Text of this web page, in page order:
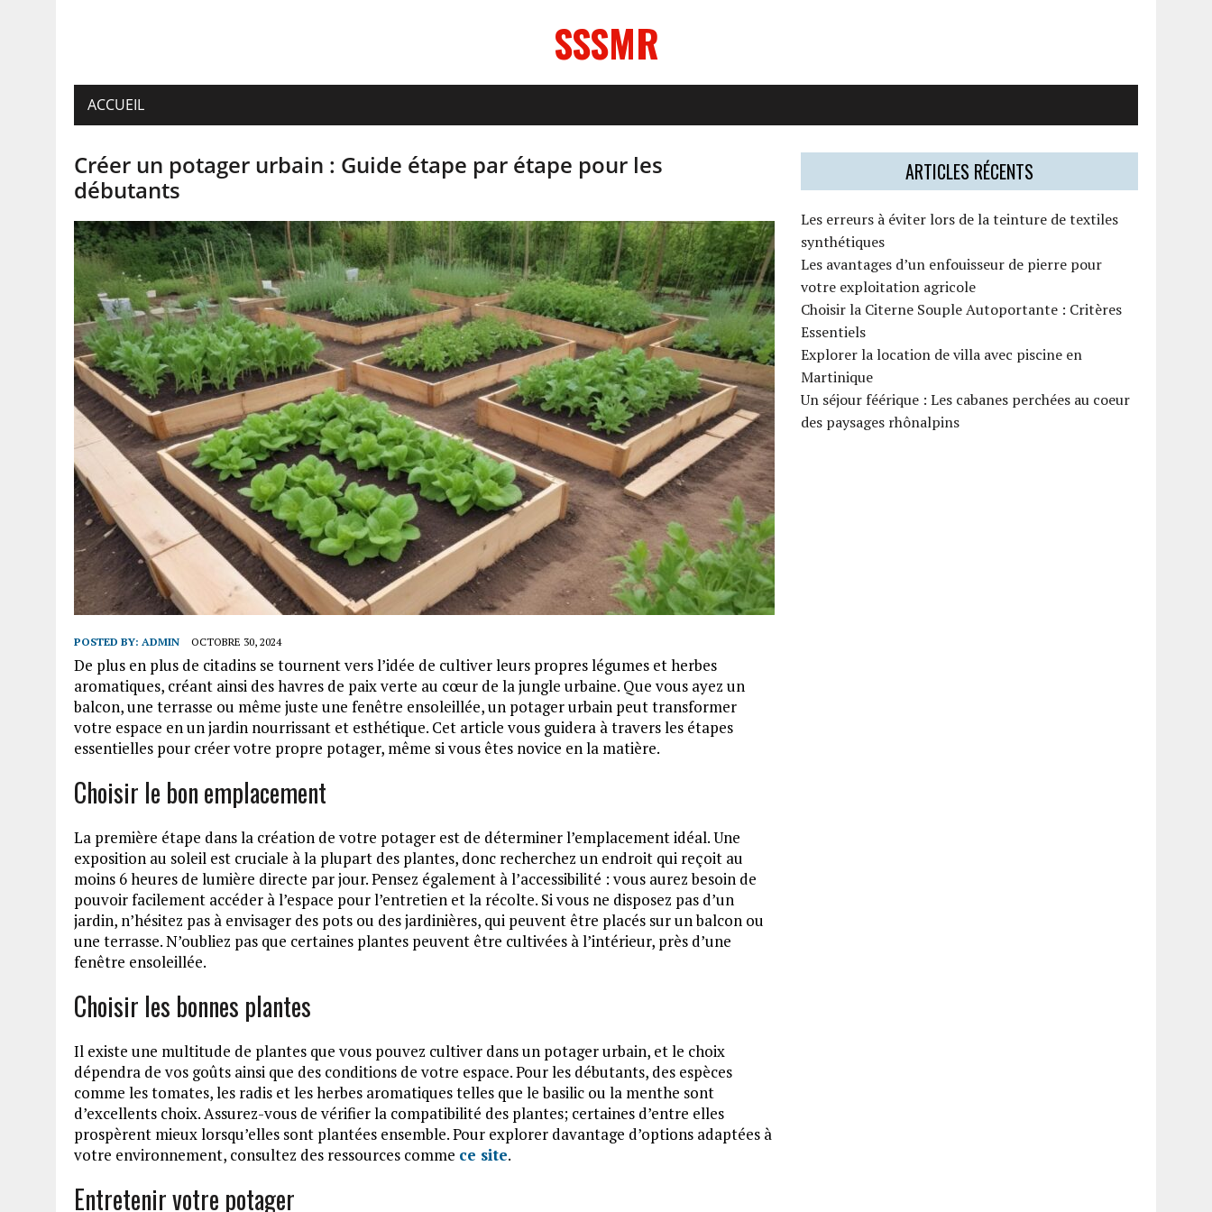
SSSMR
ACCUEIL
Créer un potager urbain : Guide étape par étape pour les
débutants
POSTED BY: ADMIN OCTOBRE 30, 2024
De plus en plus de citadins se tournent vers l’idée de cultiver leurs propres légumes et herbes
aromatiques, créant ainsi des havres de paix verte au cœur de la jungle urbaine. Que vous ayez un
balcon, une terrasse ou même juste une fenêtre ensoleillée, un potager urbain peut transformer
votre espace en un jardin nourrissant et esthétique. Cet article vous guidera à travers les étapes
essentielles pour créer votre propre potager, même si vous êtes novice en la matière.
Choisir le bon emplacement
La première étape dans la création de votre potager est de déterminer l’emplacement idéal. Une
exposition au soleil est cruciale à la plupart des plantes, donc recherchez un endroit qui reçoit au
moins 6 heures de lumière directe par jour. Pensez également à l’accessibilité : vous aurez besoin de
pouvoir facilement accéder à l’espace pour l’entretien et la récolte. Si vous ne disposez pas d’un
jardin, n’hésitez pas à envisager des pots ou des jardinières, qui peuvent être placés sur un balcon ou
une terrasse. N’oubliez pas que certaines plantes peuvent être cultivées à l’intérieur, près d’une
fenêtre ensoleillée.
Choisir les bonnes plantes
Il existe une multitude de plantes que vous pouvez cultiver dans un potager urbain, et le choix
dépendra de vos goûts ainsi que des conditions de votre espace. Pour les débutants, des espèces
comme les tomates, les radis et les herbes aromatiques telles que le basilic ou la menthe sont
d’excellents choix. Assurez-vous de vérifier la compatibilité des plantes; certaines d’entre elles
prospèrent mieux lorsqu’elles sont plantées ensemble. Pour explorer davantage d’options adaptées à
votre environnement, consultez des ressources comme ce site.
Entretenir votre potager
ARTICLES RÉCENTS
Les erreurs à éviter lors de la teinture de textiles
synthétiques
Les avantages d’un enfouisseur de pierre pour
votre exploitation agricole
Choisir la Citerne Souple Autoportante : Critères
Essentiels
Explorer la location de villa avec piscine en
Martinique
Un séjour féérique : Les cabanes perchées au coeur
des paysages rhônalpins